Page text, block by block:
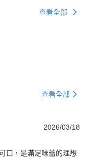
查看全部
查看全部
2026/03/18
口，是滿足味蕾的理想